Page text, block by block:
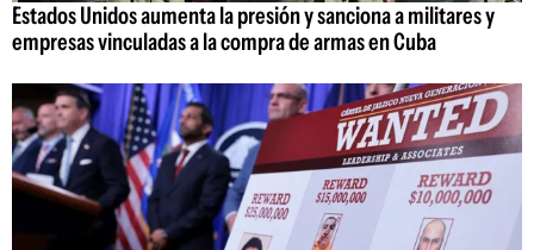
Estados Unidos aumenta la presión y sanciona a militares y
empresas vinculadas a la compra de armas en Cuba